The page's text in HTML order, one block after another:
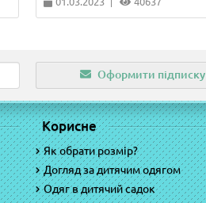
Оформити підписку
Корисне
Як обрати розмір?
Догляд за дитячим одягом
Одяг в дитячий садок